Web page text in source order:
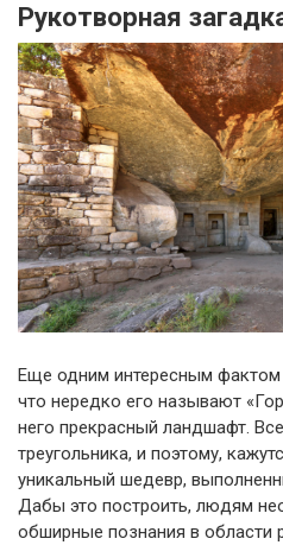
Рукотворная
Еще одним интересным фактом
что нередко его называют
него прекрасный ландшафт.
треугольника, и поэтому,
уникальный шедевр,
Дабы это построить, людям
обширные познания в области